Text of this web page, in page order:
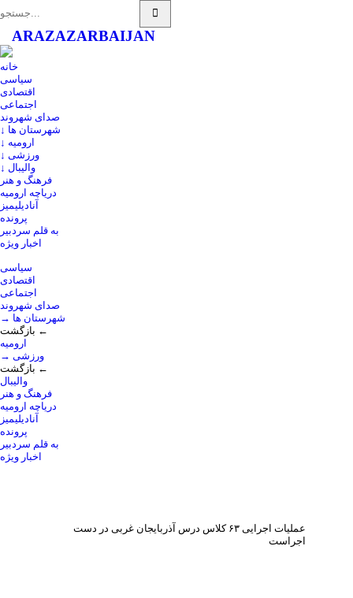
ARAZAZARBAIJAN
خانه
سیاسی
اقتصادی
اجتماعی
صدای شهروند
↓ شهرستان ها
↓ ارومیه
↓ ورزشی
↓ والیبال
فرهنگ و هنر
دریاچه ارومیه
آنادیلیمیز
پرونده
به قلم سردبیر
اخبار ویژه
سیاسی
اقتصادی
اجتماعی
صدای شهروند
→ شهرستان ها
بازگشت ←
ارومیه
→ ورزشی
بازگشت ←
والیبال
فرهنگ و هنر
دریاچه ارومیه
آنادیلیمیز
پرونده
به قلم سردبیر
اخبار ویژه
عملیات اجرایی ۶۳ کلاس درس آذربایجان غربی در دست
اجراست